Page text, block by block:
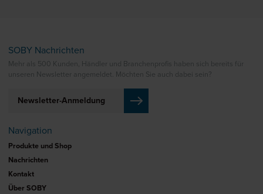
SOBY Nachrichten
Mehr als 500 Kunden, Händler und Branchenprofis haben sich bereits für
unseren Newsletter angemeldet. Möchten Sie auch dabei sein?
Newsletter-Anmeldung
Navigation
Produkte und Shop
Nachrichten
Kontakt
Über SOBY